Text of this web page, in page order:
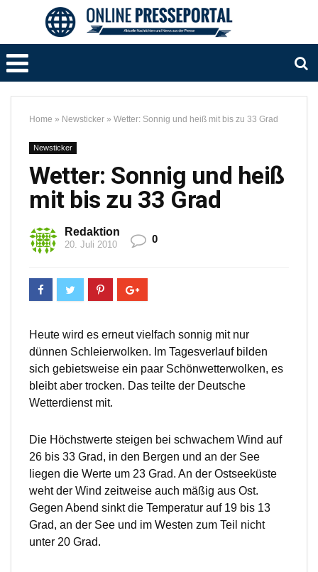
Home » Newsticker » Wetter: Sonnig und heiß mit bis zu 33 Grad
Newsticker
Wetter: Sonnig und heiß
mit bis zu 33 Grad
Redaktion
20. Juli 2010 0
Heute wird es erneut vielfach sonnig mit nur
dünnen Schleierwolken. Im Tagesverlauf bilden
sich gebietsweise ein paar Schönwetterwolken, es
bleibt aber trocken. Das teilte der Deutsche
Wetterdienst mit.
Die Höchstwerte steigen bei schwachem Wind auf
26 bis 33 Grad, in den Bergen und an der See
liegen die Werte um 23 Grad. An der Ostseeküste
weht der Wind zeitweise auch mäßig aus Ost.
Gegen Abend sinkt die Temperatur auf 19 bis 13
Grad, an der See und im Westen zum Teil nicht
unter 20 Grad.